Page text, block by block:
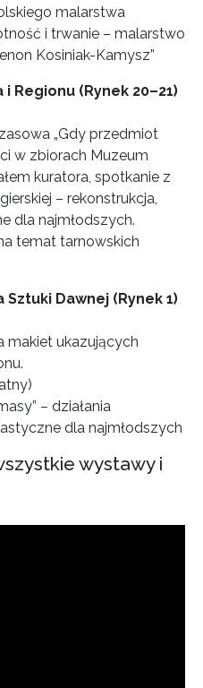
malarstwa
i trwanie – malarstwo
Kosiniak-Kamysz”
Regionu (Rynek 20–21)
„Gdy przedmiot
w zbiorach Muzeum
kuratora, spotkanie z
– rekonstrukcja,
dla najmłodszych.
temat tarnowskich
Dawnej (Rynek 1)
makiet ukazujących
– działania
dla najmłodszych
wystawy i